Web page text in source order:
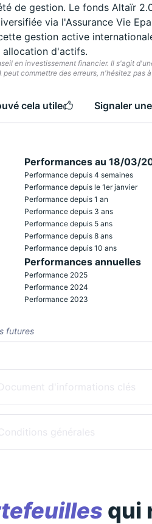
de gestion. Le fonds Altaïr
via l'Assurance Vie
gestion active
allocation d'actifs.
en investissement financier. Il s'agit
commettre des erreurs, n'hésitez pas
cela utile Signaler
Performances au 18/03/
Performance depuis 4 semaines
Performance depuis le 1er janvier
Performance depuis 1 an
Performance depuis 3 ans
Performance depuis 5 ans
Performance depuis 8 ans
Performance depuis 10 ans
Performances annuelles
Performance 2025
Performance 2024
Performance 2023
futures
Document d'informations clés
générales
qui